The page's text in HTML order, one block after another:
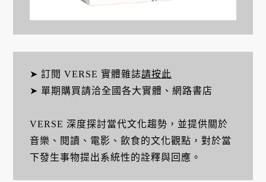
➤ 訂閱 VERSE 實體雜誌請按此
➤ 單期購買請洽全國各大實體、網路書店
VERSE 深度探討當代文化趨勢，並提供關於
音樂、閱讀、電影、飲食的文化觀點，對於當
下發生事物提出系統性的詮釋與回應。